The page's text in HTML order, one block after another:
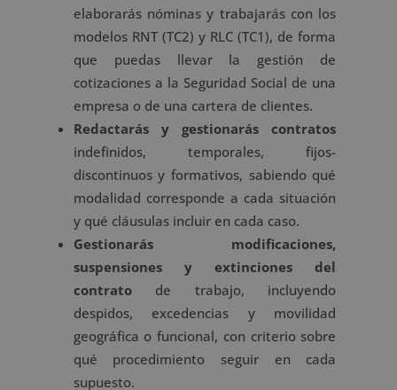
elaborarás nóminas y trabajarás con los
modelos RNT (TC2) y RLC (TC1), de forma
que puedas llevar la gestión de
cotizaciones a la Seguridad Social de una
empresa o de una cartera de clientes.
Redactarás y gestionarás contratos
indefinidos, temporales, fijos-
discontinuos y formativos, sabiendo qué
modalidad corresponde a cada situación
y qué cláusulas incluir en cada caso.
Gestionarás modificaciones,
suspensiones y extinciones del
contratode trabajo, incluyendo
despidos, excedencias y movilidad
geográfica o funcional, con criterio sobre
qué procedimiento seguir en cada
supuesto.